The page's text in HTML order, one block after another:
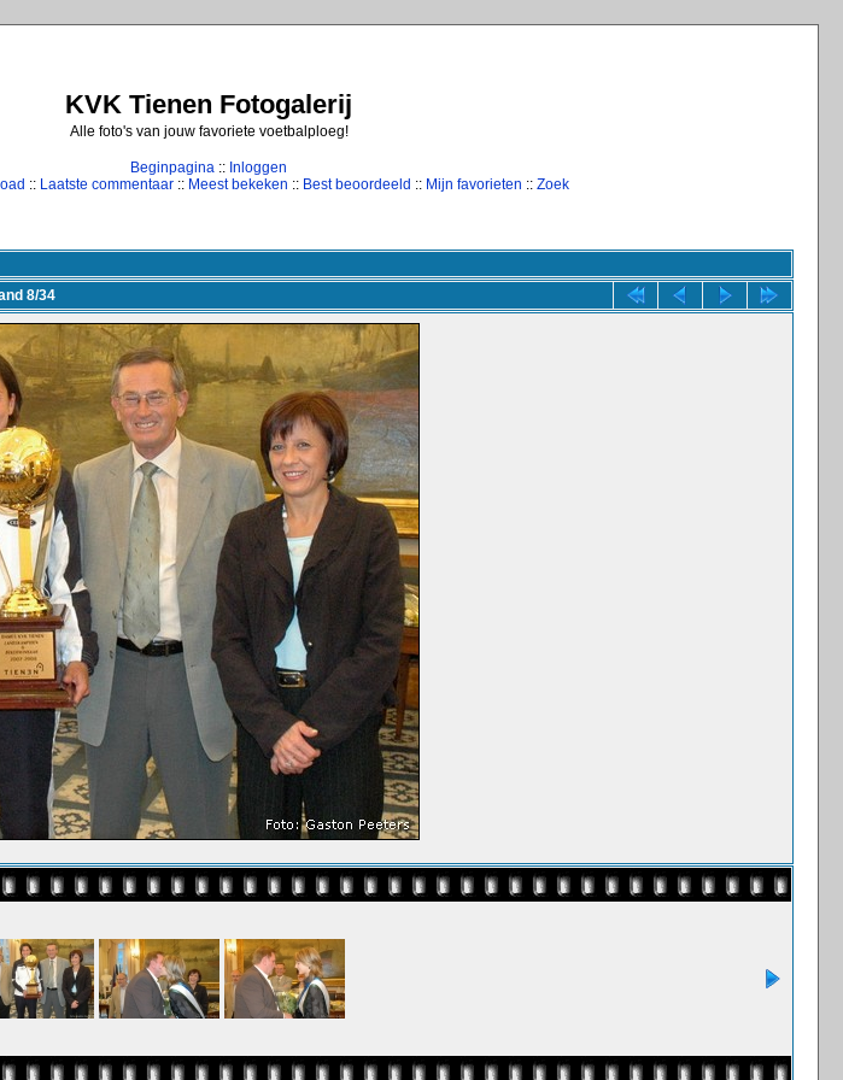
KVK Tienen Fotogalerij
Alle foto's van jouw favoriete voetbalploeg!
Beginpagina :: Inloggen
:: Laatste commentaar:: Meest bekeken :: Best beoordeeld :: Mijn favorieten :: Zoek
8/34